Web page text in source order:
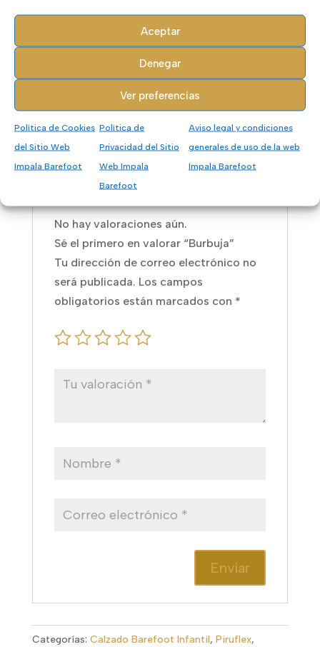
Aceptar
Denegar
Ver preferencias
Política de Cookies
del Sitio Web
Impala Barefoot
Política de
Privacidad del Sitio
Web Impala
Barefoot
Aviso legal y condiciones
generales de uso de la web
Impala Barefoot
para acompañar a los más pequeños
en todas sus aventuras de verano.
Un básico fiable para el día a día.
Valoraciones
No hay valoraciones aún.
Sé el primero en valorar “Burbuja”
Tu dirección de correo electrónico no
será publicada. Los campos
obligatorios están marcados con *
Categorías: Calzado Barefoot Infantil, Piruflex,